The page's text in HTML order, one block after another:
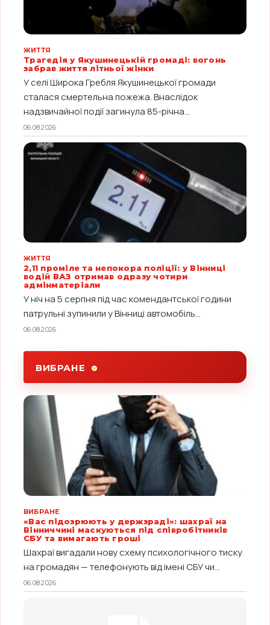
ЖИТТЯ
Трагедія у Якушинецькій громаді: вогонь
забрав життя літньої жінки
У селі Широка Гребля Якушинецької громади
сталася смертельна пожежа. Внаслідок
надзвичайної події загинула 85-річна...
06.08.2026
ЖИТТЯ
2,11 проміле та непокора поліції: у Вінниці
водій ВАЗ отримав одразу чотири
адмінматеріали
У ніч на 5 серпня під час комендантської години
патрульні зупинили у Вінниці автомобіль...
06.08.2026
ВИБРАНЕ
ВИБРАНЕ
«Вас підозрюють у держзраді»: шахраї на
Вінниччині маскуються під співробітників
СБУ та вимагають гроші
Шахраї вигадали нову схему психологічного тиску
на громадян — телефонують від імені СБУ чи...
06.08.2026